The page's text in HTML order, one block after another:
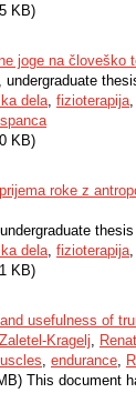
KB)
joge na človeško
undergraduate
dela, fizioterapija
KB)
roke z
thesis
dela, fizioterapija
KB)
usefulness of
Kragelj,
, endurance,
This document